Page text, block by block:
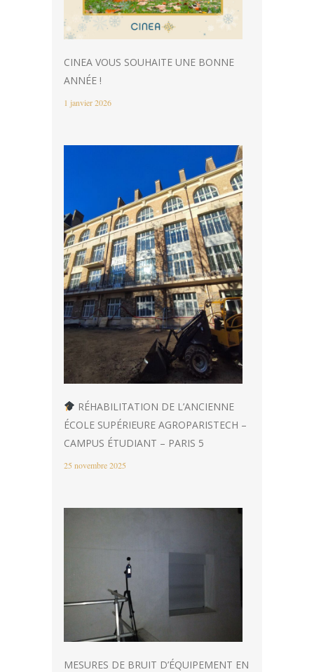
CINEA VOUS SOUHAITE UNE BONNE
ANNÉE !
1 janvier 2026
RÉHABILITATION DE L’ANCIENNE
ÉCOLE SUPÉRIEURE AGROPARISTECH –
CAMPUS ÉTUDIANT – PARIS 5
25 novembre 2025
MESURES DE BRUIT D’ÉQUIPEMENT EN